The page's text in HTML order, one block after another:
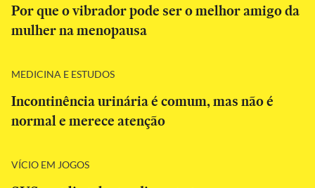
Por que o vibrador pode ser o melhor amigo da
mulher na menopausa
MEDICINA E ESTUDOS
Incontinência urinária é comum, mas não é
normal e merece atenção
VÍCIO EM JOGOS